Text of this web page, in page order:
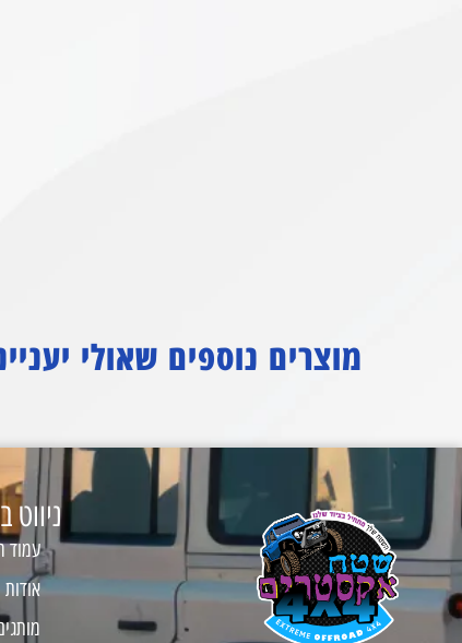
מוצרים נוספים שאולי
ניווט
עמוד
אודות